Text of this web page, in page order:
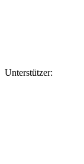
Unterstützer: